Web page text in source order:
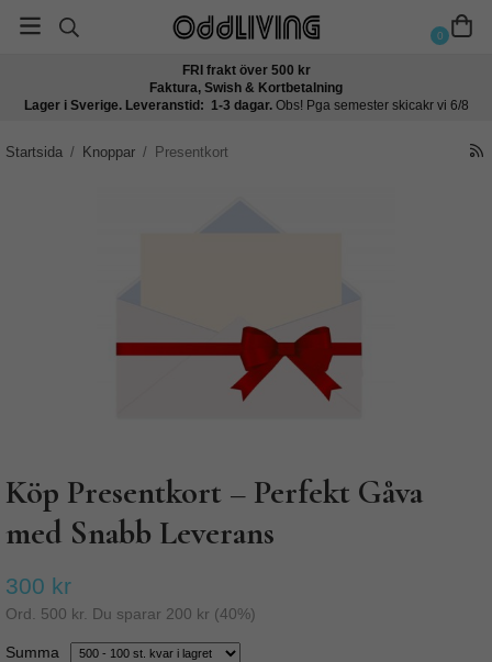
0
FRI frakt över 500 kr
Faktura, Swish & Kortbetalning
Lager i Sverige. Leveranstid: 1-3 dagar. Obs! Pga semester skicakr vi 6/8
Startsida / Knoppar / Presentkort
Köp Presentkort – Perfekt Gåva
med Snabb Leverans
300 kr
Ord. 500 kr . Du sparar 200 kr (40%)
Summa